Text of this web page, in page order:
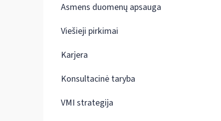
Asmens duomenų apsauga
Viešieji pirkimai
Karjera
Konsultacinė taryba
VMI strategija